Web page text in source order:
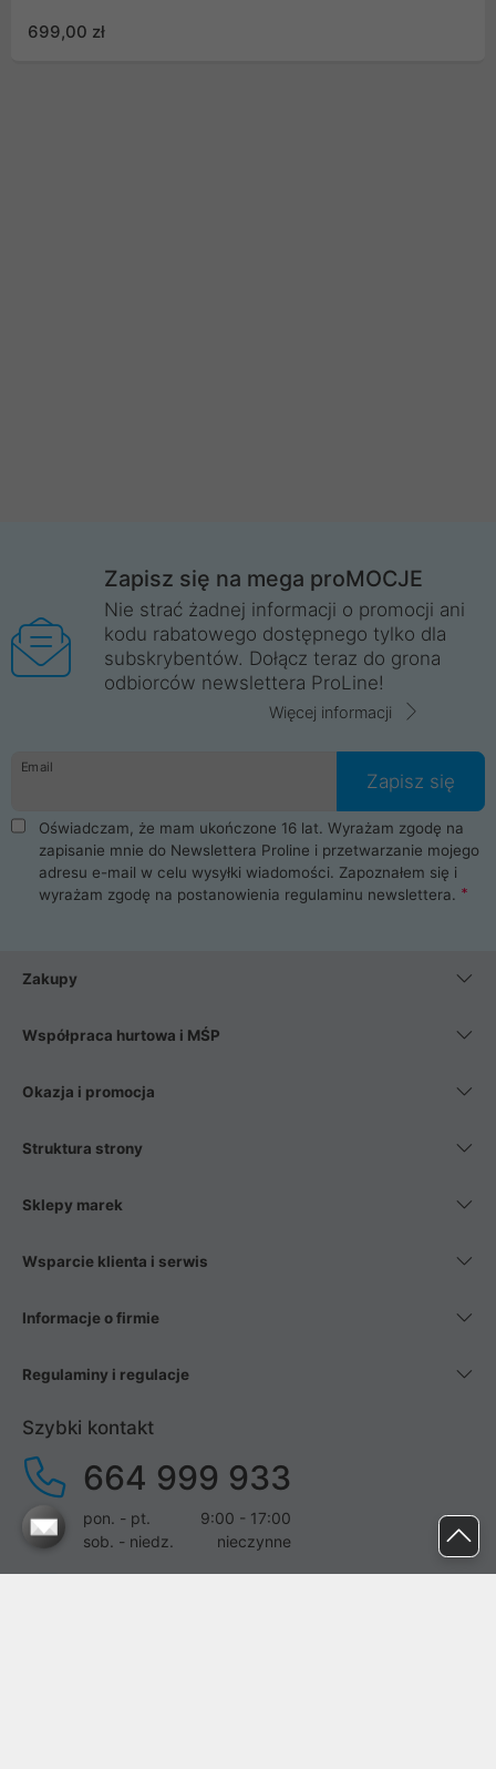
699,00 zł
Zapisz się na mega proMOCJE
Nie strać żadnej informacji o promocji ani
kodu rabatowego dostępnego tylko dla
subskrybentów. Dołącz teraz do grona
odbiorców newslettera ProLine!
Więcej informacji
Email
Zapisz się
Oświadczam, że mam ukończone 16 lat. Wyrażam zgodę na
zapisanie mnie do Newslettera Proline i przetwarzanie mojego
adresu e-mail w celu wysyłki wiadomości. Zapoznałem się i
wyrażam zgodę na postanowienia regulaminu newslettera.
Zakupy
Współpraca hurtowa i MŚP
Okazja i promocja
Struktura strony
Sklepy marek
Wsparcie klienta i serwis
Informacje o firmie
Regulaminy i regulacje
Szybki kontakt
664 999 933
pon. - pt.
9:00 - 17:00
sob. - niedz.
nieczynne